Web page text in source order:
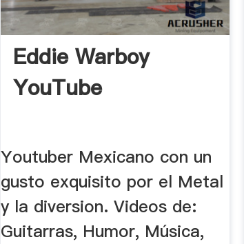
Eddie Warboy
YouTube
Youtuber Mexicano con un
gusto exquisito por el Metal
y la diversion. Videos de:
Guitarras, Humor, Música,